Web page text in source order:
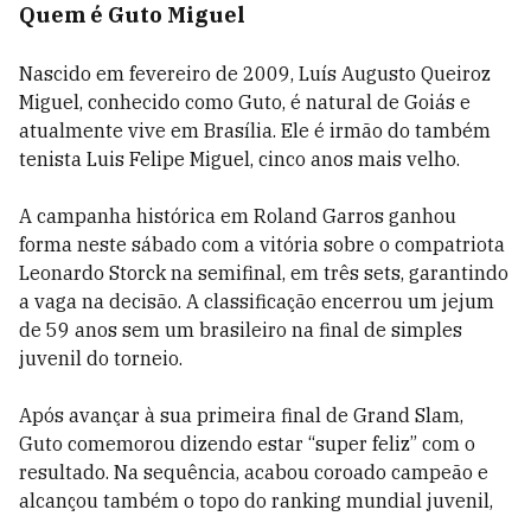
Quem é Guto Miguel
Nascido em fevereiro de 2009, Luís Augusto Queiroz
Miguel, conhecido como Guto, é natural de Goiás e
atualmente vive em Brasília. Ele é irmão do também
tenista Luis Felipe Miguel, cinco anos mais velho.
A campanha histórica em Roland Garros ganhou
forma neste sábado com a vitória sobre o compatriota
Leonardo Storck na semifinal, em três sets, garantindo
a vaga na decisão. A classificação encerrou um jejum
de 59 anos sem um brasileiro na final de simples
juvenil do torneio.
Após avançar à sua primeira final de Grand Slam,
Guto comemorou dizendo estar “super feliz” com o
resultado. Na sequência, acabou coroado campeão e
alcançou também o topo do ranking mundial juvenil,